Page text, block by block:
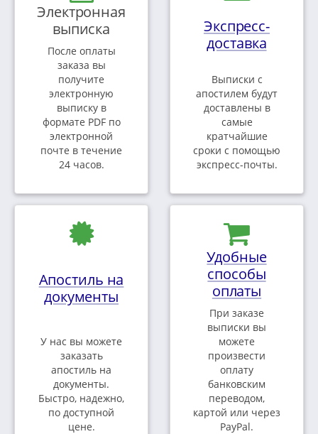
Электронная
выписка
После оплаты
заказа вы
получите
электронную
выписку в
формате PDF по
электронной
почте в течение
24 часов.
Экспресс-
доставка
Выписки с
апостилем будут
доставлены в
самые
кратчайшие
сроки с помощью
экспресс-почты.
Апостиль на
документы
У нас вы можете
заказать
апостиль на
документы.
Быстро, надежно,
по доступной
цене.
Удобные
способы
оплаты
При заказе
выписки вы
можете
произвести
оплату
банковским
переводом,
картой или через
PayPal.